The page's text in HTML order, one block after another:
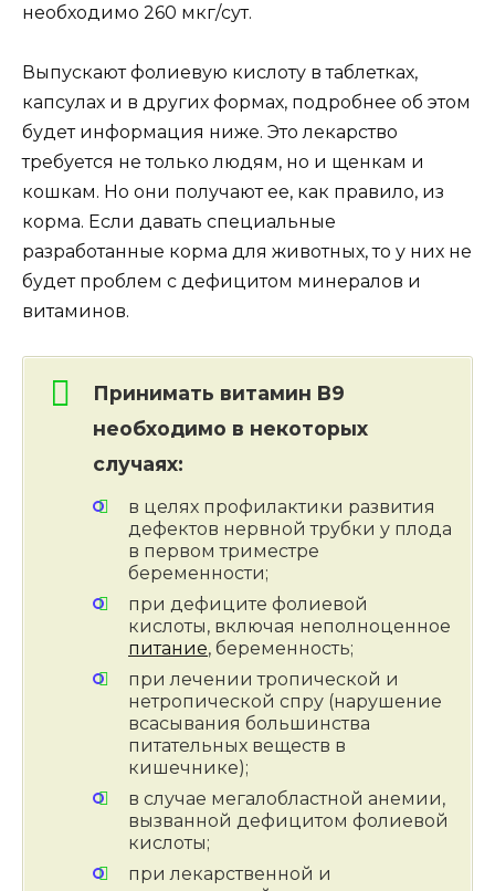
необходимо 260 мкг/сут.
Выпускают фолиевую кислоту в таблетках,
капсулах и в других формах, подробнее об этом
будет информация ниже. Это лекарство
требуется не только людям, но и щенкам и
кошкам. Но они получают ее, как правило, из
корма. Если давать специальные
разработанные корма для животных, то у них не
будет проблем с дефицитом минералов и
витаминов.
Принимать витамин B9
необходимо в некоторых
случаях:
в целях профилактики развития
дефектов нервной трубки у плода
в первом триместре
беременности;
при дефиците фолиевой
кислоты, включая неполноценное
питание, беременность;
при лечении тропической и
нетропической спру (нарушение
всасывания большинства
питательных веществ в
кишечнике);
в случае мегалобластной анемии,
вызванной дефицитом фолиевой
кислоты;
при лекарственной и